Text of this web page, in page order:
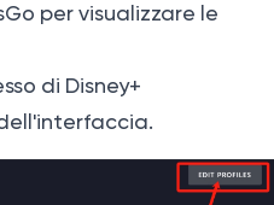
per visualizzare le
di Disney+